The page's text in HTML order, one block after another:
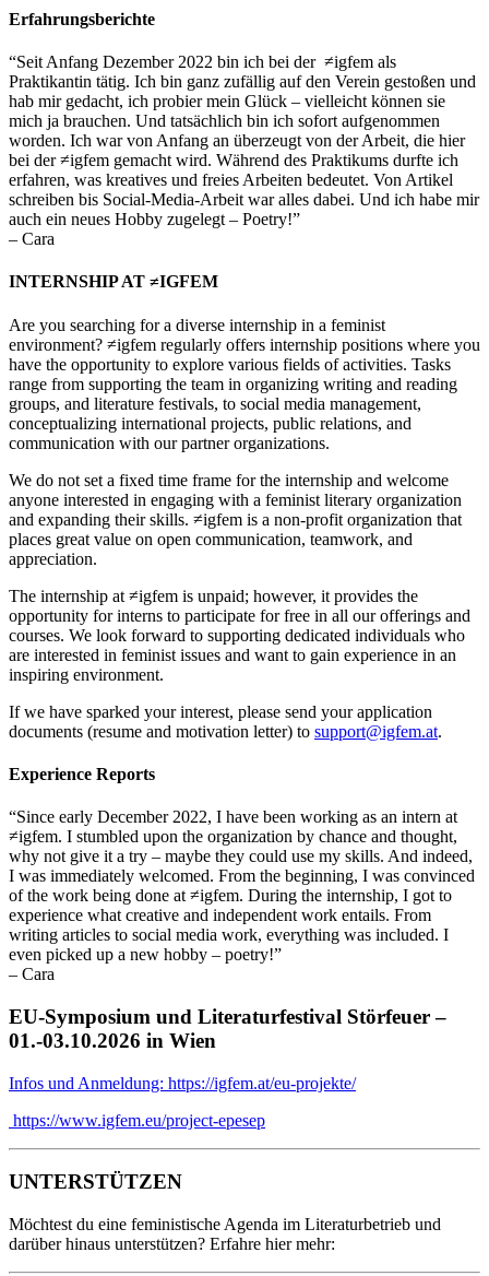
Erfahrungsberichte
“Seit Anfang Dezember 2022 bin ich bei der ≠igfem als
Praktikantin tätig. Ich bin ganz zufällig auf den Verein gestoßen und
hab mir gedacht, ich probier mein Glück – vielleicht können sie
mich ja brauchen. Und tatsächlich bin ich sofort aufgenommen
worden. Ich war von Anfang an überzeugt von der Arbeit, die hier
bei der ≠igfem gemacht wird. Während des Praktikums durfte ich
erfahren, was kreatives und freies Arbeiten bedeutet. Von Artikel
schreiben bis Social-Media-Arbeit war alles dabei. Und ich habe mir
auch ein neues Hobby zugelegt – Poetry!”
– Cara
INTERNSHIP AT ≠IGFEM
Are you searching for a diverse internship in a feminist
environment? ≠igfem regularly offers internship positions where you
have the opportunity to explore various fields of activities. Tasks
range from supporting the team in organizing writing and reading
groups, and literature festivals, to social media management,
conceptualizing international projects, public relations, and
communication with our partner organizations.
We do not set a fixed time frame for the internship and welcome
anyone interested in engaging with a feminist literary organization
and expanding their skills. ≠igfem is a non-profit organization that
places great value on open communication, teamwork, and
appreciation.
The internship at ≠igfem is unpaid; however, it provides the
opportunity for interns to participate for free in all our offerings and
courses. We look forward to supporting dedicated individuals who
are interested in feminist issues and want to gain experience in an
inspiring environment.
If we have sparked your interest, please send your application
documents (resume and motivation letter) to support@igfem.at.
Experience Reports
“Since early December 2022, I have been working as an intern at
≠igfem. I stumbled upon the organization by chance and thought,
why not give it a try – maybe they could use my skills. And indeed,
I was immediately welcomed. From the beginning, I was convinced
of the work being done at ≠igfem. During the internship, I got to
experience what creative and independent work entails. From
writing articles to social media work, everything was included. I
even picked up a new hobby – poetry!”
– Cara
EU-Symposium und Literaturfestival Störfeuer –
01.-03.10.2026 in Wien
Infos und Anmeldung: https://igfem.at/eu-projekte/
https://www.igfem.eu/project-epesep
UNTERSTÜTZEN
Möchtest du eine feministische Agenda im Literaturbetrieb und
darüber hinaus unterstützen? Erfahre hier mehr: